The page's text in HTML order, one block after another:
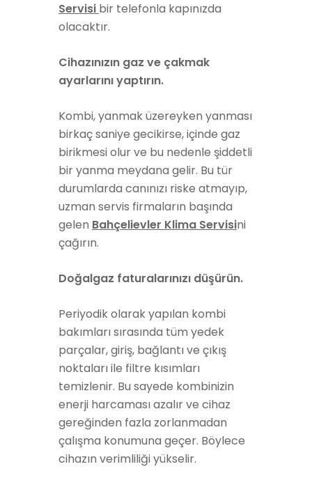
Servisi bir telefonla kapınızda
olacaktır.
Cihazınızın gaz ve çakmak
ayarlarını yaptırın.
Kombi, yanmak üzereyken yanması
birkaç saniye gecikirse, içinde gaz
birikmesi olur ve bu nedenle şiddetli
bir yanma meydana gelir. Bu tür
durumlarda canınızı riske atmayıp,
uzman servis firmaların başında
gelen Bahçelievler Klima Servisini
çağırın.
Doğalgaz faturalarınızı düşürün.
Periyodik olarak yapılan kombi
bakımları sırasında tüm yedek
parçalar, giriş, bağlantı ve çıkış
noktaları ile filtre kısımları
temizlenir. Bu sayede kombinizin
enerji harcaması azalır ve cihaz
gereğinden fazla zorlanmadan
çalışma konumuna geçer. Böylece
cihazın verimliliği yükselir.